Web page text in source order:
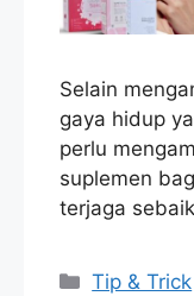
Selain
gaya hidup
perlu
suplemen
terjaga
Categories
Tip & Trick